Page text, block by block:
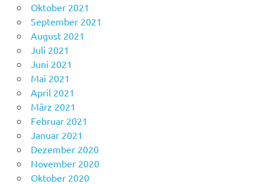
Oktober 2021
September 2021
August 2021
Juli 2021
Juni 2021
Mai 2021
April 2021
März 2021
Februar 2021
Januar 2021
Dezember 2020
November 2020
Oktober 2020